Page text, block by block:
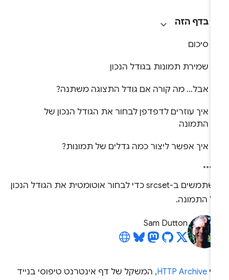
בדף הזה
סיכום
שמירת תמונות בגודל הנכון
אבל… מה קורה אם גודל התצוגה משתנה?
איך עוזרים לדפדפן לבחור את הגודל הנכון של
התמונה
איך אפשר ליצור כמה גדלים של תמונות?
משתמשים ב-srcset כדי לבחור אוטומטית את הגודל הנכון
התמונה.
Sam Dutton
HTTP Archive, המשקל של דף אינטרנט טיפוסי בנייד